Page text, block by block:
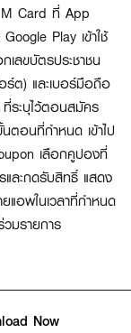
Card ที่ App
Play เข้าใช้
เลขบัตรประชาชน
ต) และเบอร์มือถือ
ระบุไว้ตอนสมัคร
ตอนที่กำหนด เข้าไป
เลือกคูปองที่
และกดรับสิทธิ์ แสดง
แอพในเวลาที่กำหนด
มรายการ
Now